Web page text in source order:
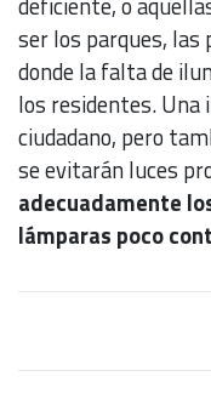
ser los parques, las
donde la falta de
los residentes. Una
ciudadano, pero
se evitarán luces
adecuadamente
lámparas poco